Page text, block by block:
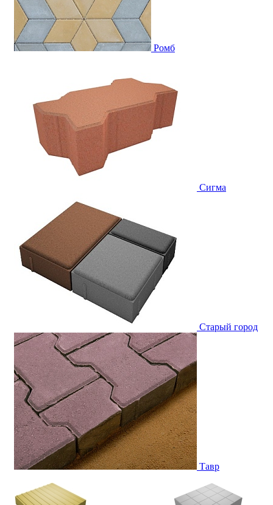
Ромб
Сигма
Старый город
Тавр